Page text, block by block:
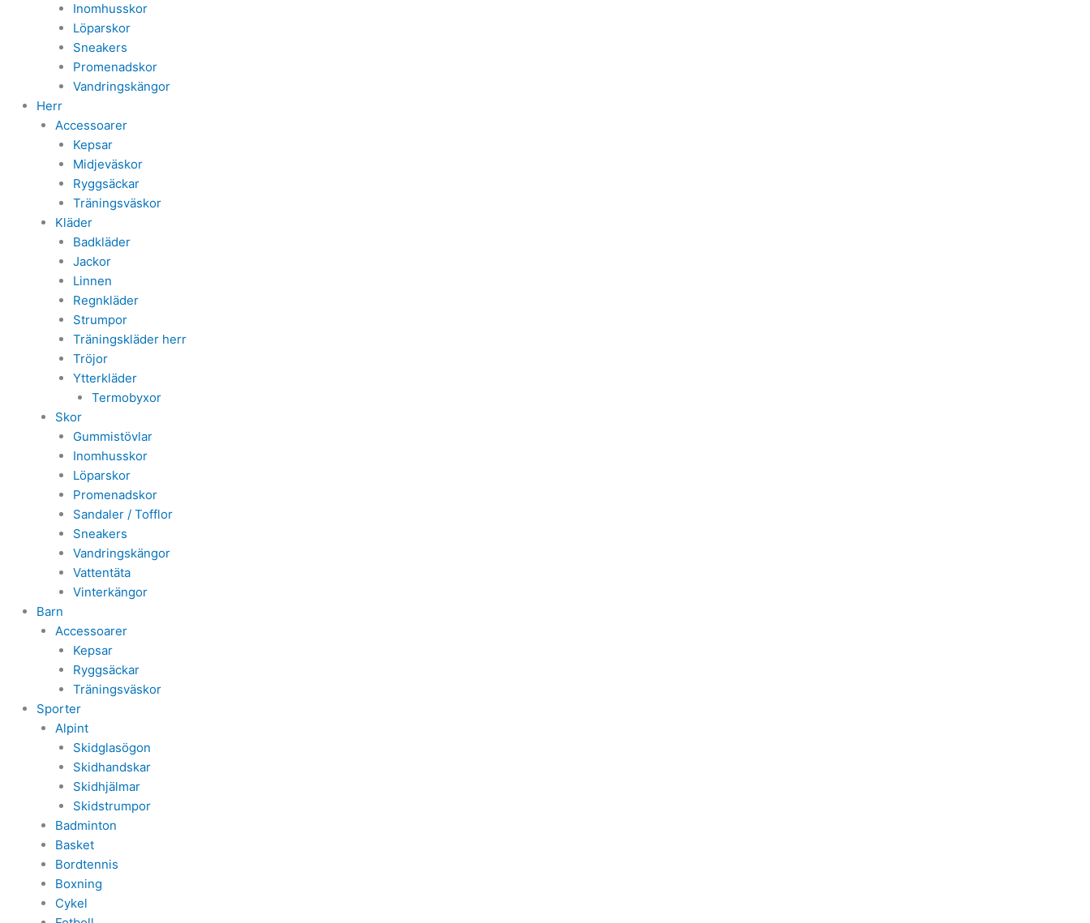
Inomhusskor
Löparskor
Sneakers
Promenadskor
Vandringskängor
Herr
Accessoarer
Kepsar
Midjeväskor
Ryggsäckar
Träningsväskor
Kläder
Badkläder
Jackor
Linnen
Regnkläder
Strumpor
Träningskläder herr
Tröjor
Ytterkläder
Termobyxor
Skor
Gummistövlar
Inomhusskor
Löparskor
Promenadskor
Sandaler / Tofflor
Sneakers
Vandringskängor
Vattentäta
Vinterkängor
Barn
Accessoarer
Kepsar
Ryggsäckar
Träningsväskor
Sporter
Alpint
Skidglasögon
Skidhandskar
Skidhjälmar
Skidstrumpor
Badminton
Basket
Bordtennis
Boxning
Cykel